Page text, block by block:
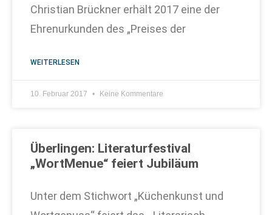
Christian Brückner erhält 2017 eine der
Ehrenurkunden des „Preises der
WEITERLESEN
10. Februar 2017 Keine Kommentare
Überlingen: Literaturfestival
„WortMenue“ feiert Jubiläum
Unter dem Stichwort „Küchenkunst und